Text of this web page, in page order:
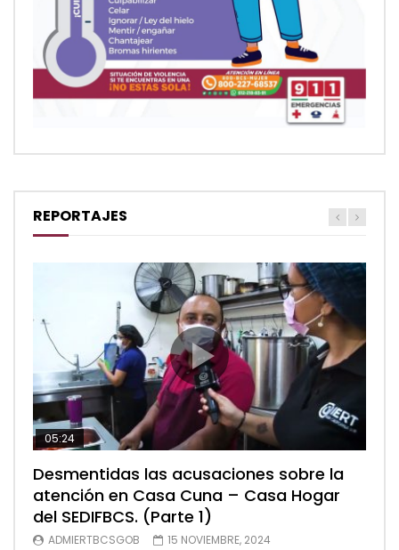
REPORTAJES
05:24
Desmentidas las acusaciones sobre la
atención en Casa Cuna – Casa Hogar
del SEDIFBCS. (Parte 1)
ADMIERTBCSGOB 15 NOVIEMBRE, 2024
04:28
Desmentidas las acusaciones sobre la
atención en Casa Cuna – Casa Hogar
del SEDIFBCS. (Parte 2)
ADMIERTBCSGOB 15 NOVIEMBRE, 2024
05:48
Desmentidas las acusaciones sobre la
atención en Casa Cuna – Casa Hogar
del SEDIFBCS (Parte 3)
ADMIERTBCSGOB 15 NOVIEMBRE, 2024